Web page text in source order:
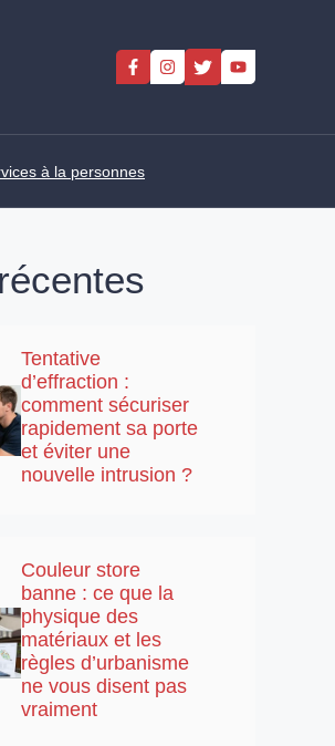
à la personnes
Tentative
d’effraction :
comment sécuriser
rapidement sa porte
et éviter une
nouvelle intrusion ?
Couleur store
banne : ce que la
physique des
matériaux et les
règles d’urbanisme
ne vous disent pas
vraiment